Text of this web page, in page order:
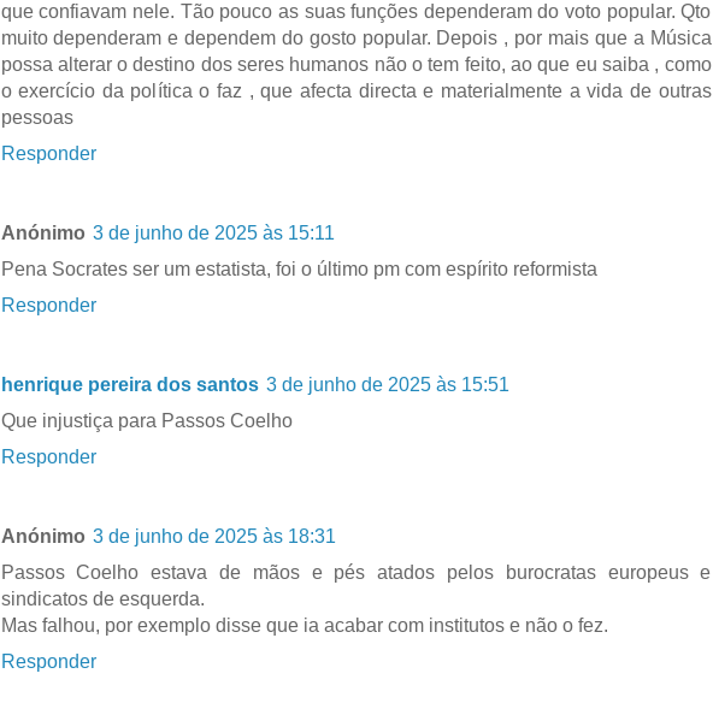
que confiavam nele. Tão pouco as suas funções dependeram do voto popular. Qto
muito dependeram e dependem do gosto popular. Depois , por mais que a Música
possa alterar o destino dos seres humanos não o tem feito, ao que eu saiba , como
o exercício da política o faz , que afecta directa e materialmente a vida de outras
pessoas
Responder
Anónimo 3 de junho de 2025 às 15:11
Pena Socrates ser um estatista, foi o último pm com espírito reformista
Responder
henrique pereira dos santos 3 de junho de 2025 às 15:51
Que injustiça para Passos Coelho
Responder
Anónimo 3 de junho de 2025 às 18:31
Passos Coelho estava de mãos e pés atados pelos burocratas europeus e
sindicatos de esquerda.
Mas falhou, por exemplo disse que ia acabar com institutos e não o fez.
Responder